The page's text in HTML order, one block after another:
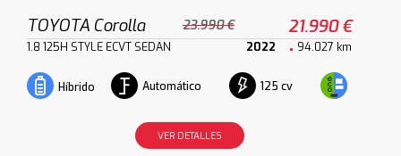
TOYOTA Corolla 23.990 € 21.990 €
1.8 125H STYLE ECVT SEDAN 2022 94.027 km
Híbrido Automático 125 cv
VER DETALLES